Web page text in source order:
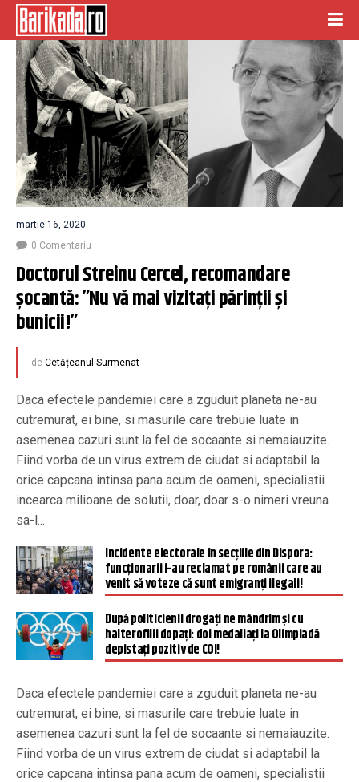
martie 16, 2020
0 Comentariu
Doctorul Streinu Cercel, recomandare
șocantă: ”Nu vă mai vizitați părinții și
bunicii!”
de Cetățeanul Surmenat
Daca efectele pandemiei care a zguduit planeta ne-au
cutremurat, ei bine, si masurile care trebuie luate in
asemenea cazuri sunt la fel de socaante si nemaiauzite.
Fiind vorba de un virus extrem de ciudat si adaptabil la
orice capcana intinsa pana acum de oameni, specialistii
incearca milioane de solutii, doar, doar s-o nimeri vreuna
sa-l...
Incidente electorale în secțiile din Dispora:
funcționarii i-au reclamat pe românii care au
venit să voteze că sunt emigranți ilegali!
După politicienii drogați ne mândrim și cu
halterofilii dopați: doi medaliați la Olimpiadă
depistați pozitiv de COI!
Daca efectele pandemiei care a zguduit planeta ne-au
cutremurat, ei bine, si masurile care trebuie luate in
asemenea cazuri sunt la fel de socaante si nemaiauzite.
Fiind vorba de un virus extrem de ciudat si adaptabil la
orice capcana intinsa pana acum de oameni, specialistii